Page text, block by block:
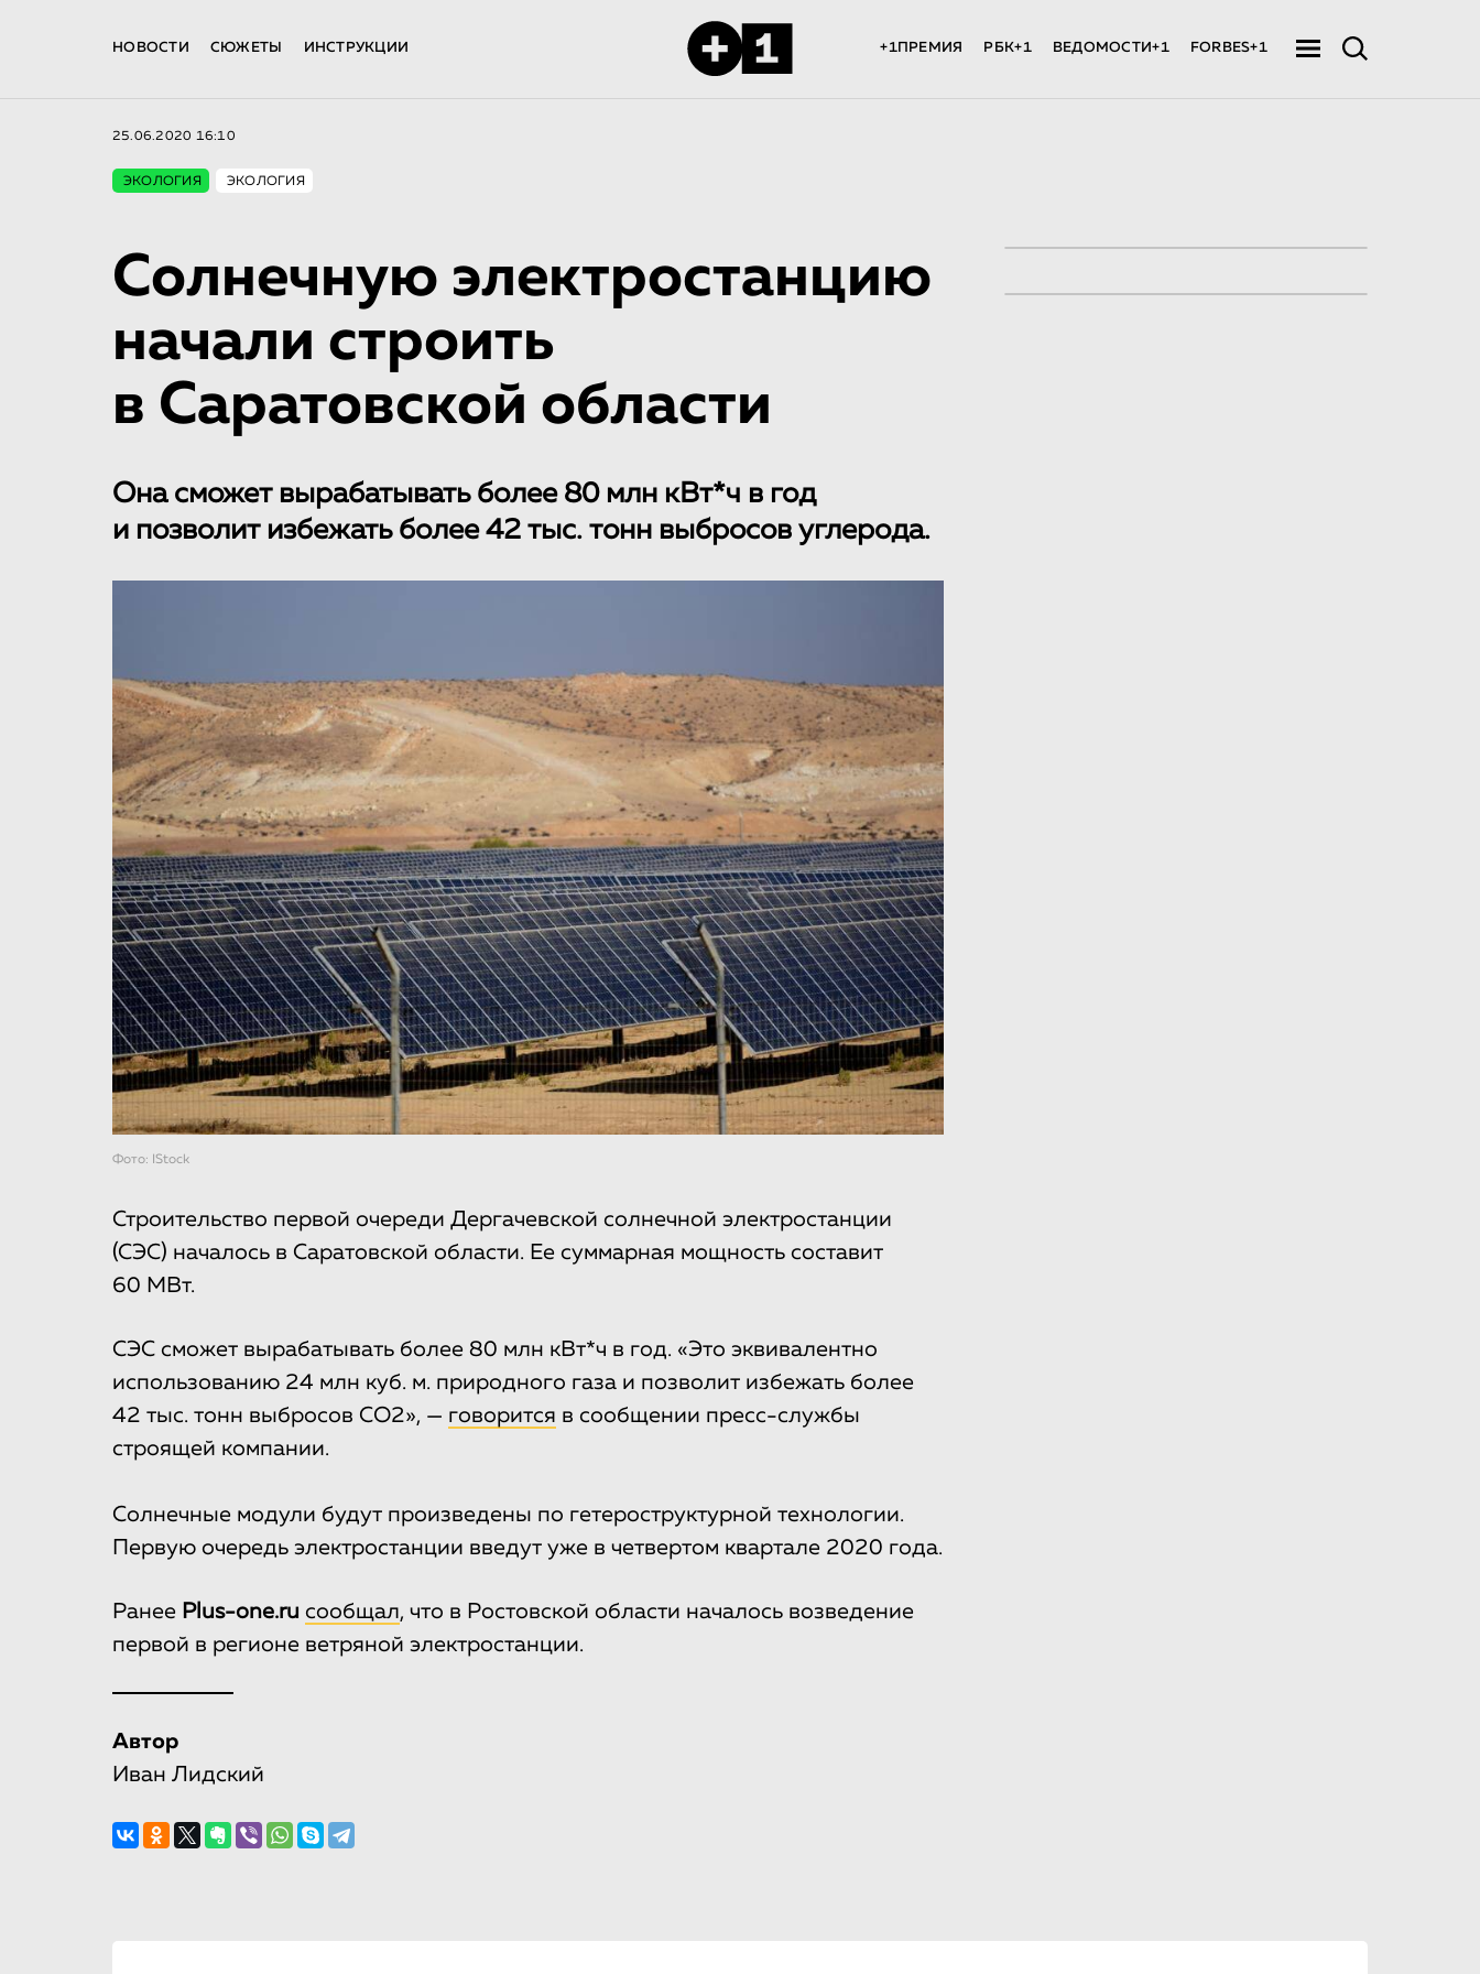
НОВОСТИ СЮЖЕТЫ ИНСТРУКЦИИ +1ПРЕМИЯ РБК+1 ВЕДОМОСТИ+1 FORBES+1
25.06.2020 16:10
ЭКОЛОГИЯ ЭКОЛОГИЯ
Солнечную электростанцию
начали строить
в Саратовской области
Она сможет вырабатывать более 80 млн кВт*ч в год
и позволит избежать более 42 тыс. тонн выбросов углерода.
Фото: IStock
Строительство первой очереди Дергачевской солнечной электростанции
(СЭС) началось в Саратовской области. Ее суммарная мощность составит
60 МВт.
СЭС сможет вырабатывать более 80 млн кВт*ч в год. «Это эквивалентно
использованию 24 млн куб. м. природного газа и позволит избежать более
42 тыс. тонн выбросов СО2», — говорится в сообщении пресс-службы
строящей компании.
Солнечные модули будут произведены по гетероструктурной технологии.
Первую очередь электростанции введут уже в четвертом квартале 2020 года.
Ранее Plus-one.ru сообщал, что в Ростовской области началось возведение
первой в регионе ветряной электростанции.
Автор
Иван Лидский